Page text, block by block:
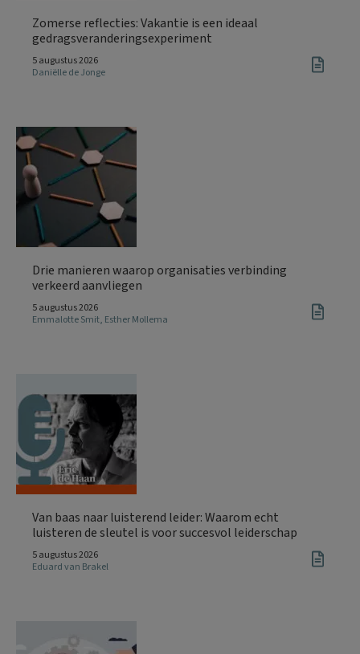
Zomerse reflecties: Vakantie is een ideaal
gedragsveranderingsexperiment
5 augustus 2026
Daniëlle de Jonge
Drie manieren waarop organisaties verbinding
verkeerd aanvliegen
5 augustus 2026
Emmalotte Smit, Esther Mollema
Van baas naar luisterend leider: Waarom echt
luisteren de sleutel is voor succesvol leiderschap
5 augustus 2026
Eduard van Brakel